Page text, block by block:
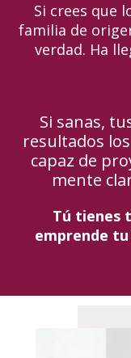
Si crees que
familia de
verdad. Ha
Si sanas,
resultados
capaz de
mente
Tú tienes
emprende